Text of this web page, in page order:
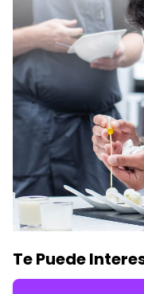
Te Puede